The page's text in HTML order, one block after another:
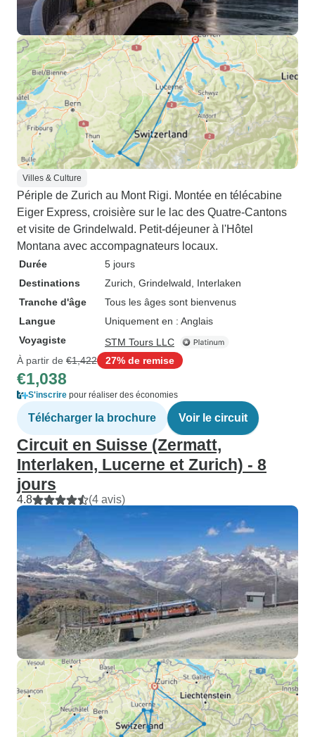
Villes & Culture
Périple de Zurich au Mont Rigi. Montée en télécabine
Eiger Express, croisière sur le lac des Quatre-Cantons
et visite de Grindelwald. Petit-déjeuner à l'Hôtel
Montana avec accompagnateurs locaux.
Durée
5 jours
Destinations
Zurich , Grindelwald , Interlaken
Tranche d'âge
Tous les âges sont bienvenus
Langue
Uniquement en : Anglais
Voyagiste
STM Tours LLC
À partir de €1,422 27% de remise
€1,038
S'inscrire pour réaliser des économies
Télécharger la brochure Voir le circuit
Circuit en Suisse (Zermatt,
Interlaken, Lucerne et Zurich) - 8
jours
4.8 (4 avis)